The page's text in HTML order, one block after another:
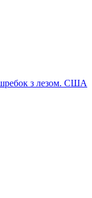
з лезом. США